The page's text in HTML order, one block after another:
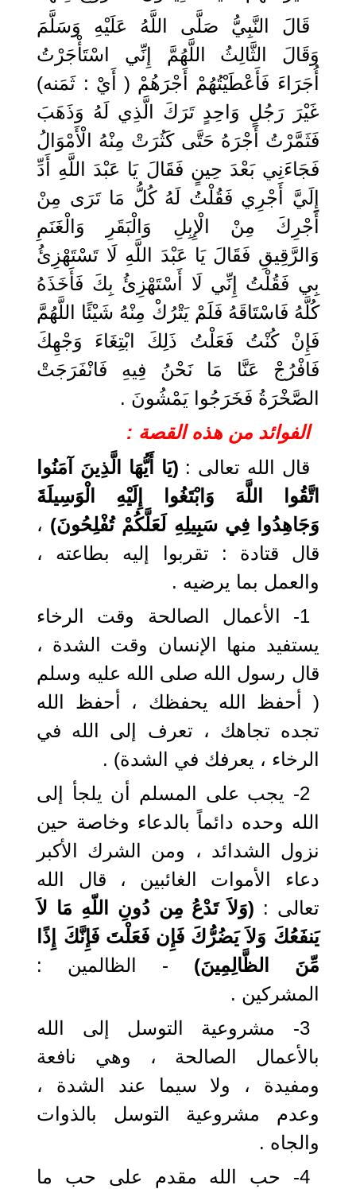
قَالَ النَّبِيُّ صَلَّى اللَّهُ عَلَيْهِ وَسَلَّمَ
وَقَالَ الثَّالِثُ اللَّهُمَّ إِنِّي اسْتَأْجَرْتُ
أُجَرَاءَ فَأَعْطَيْتُهُمْ أَجْرَهُمْ ( أَيْ : ثَمَنه)
غَيْرَ رَجُلٍ وَاحِدٍ تَرَكَ الَّذِي لَهُ وَذَهَبَ
فَثَمَّرْتُ أَجْرَهُ حَتَّى كَثُرَتْ مِنْهُ الْأَمْوَالُ
فَجَاءَنِي بَعْدَ حِينٍ فَقَالَ يَا عَبْدَ اللَّهِ أَدِّ
إِلَيَّ أَجْرِي فَقُلْتُ لَهُ كُلُّ مَا تَرَى مِنْ
أَجْرِكَ مِنْ الْإِبِلِ وَالْبَقَرِ وَالْغَنَمِ
وَالرَّقِيقِ فَقَالَ يَا عَبْدَ اللَّهِ لَا تَسْتَهْزِئُ
بِي فَقُلْتُ إِنِّي لَا أَسْتَهْزِئُ بِكَ فَأَخَذَهُ
كُلَّهُ فَاسْتَاقَهُ فَلَمْ يَتْرُكْ مِنْهُ شَيْئًا اللَّهُمَّ
فَإِنْ كُنْتُ فَعَلْتُ ذَلِكَ ابْتِغَاءَ وَجْهِكَ
فَافْرُجْ عَنَّا مَا نَحْنُ فِيهِ فَانْفَرَجَتْ
الصَّخْرَةُ فَخَرَجُوا يَمْشُونَ .
الفوائد من هذه القصة :
قال الله تعالى : (يَا أَيُّهَا الَّذِينَ آمَنُوا
اتَّقُوا اللَّهَ وَابْتَغُوا إِلَيْهِ الْوَسِيلَةَ
وَجَاهِدُوا فِي سَبِيلِهِ لَعَلَّكُمْ تُفْلِحُونَ) ،
قال قتادة : تقربوا إليه بطاعته ،
والعمل بما يرضيه .
1- الأعمال الصالحة وقت الرخاء
يستفيد منها الإنسان وقت الشدة ،
قال رسول الله صلى الله عليه وسلم
( أحفظ الله يحفظك ، أحفظ الله
تجده تجاهك ، تعرف إلى الله في
الرخاء ، يعرفك في الشدة) .
2- يجب على المسلم أن يلجأ إلى
الله وحده دائماً بالدعاء وخاصة حين
نزول الشدائد ، ومن الشرك الأكبر
دعاء الأموات الغائبين ، قال الله
تعالى : (وَلاَ تَدْعُ مِن دُونِ اللّهِ مَا لاَ
يَنفَعُكَ وَلاَ يَضُرُّكَ فَإِن فَعَلْتَ فَإِنَّكَ إِذًا
مِّنَ الظَّالِمِينَ) - الظالمين :
المشركين .
3- مشروعية التوسل إلى الله
بالأعمال الصالحة ، وهي نافعة
ومفيدة ، ولا سيما عند الشدة ،
وعدم مشروعية التوسل بالذوات
والجاه .
4- حب الله مقدم على حب ما